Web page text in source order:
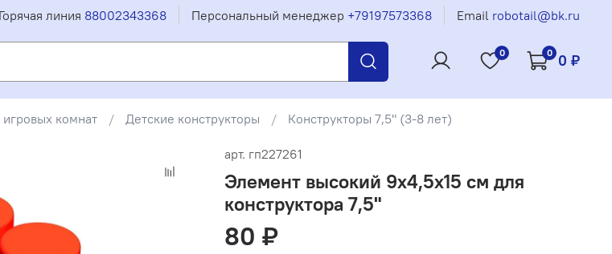
Горячая линия 88002343368 Персональный менеджер +79197573368 Email robotail@bk.ru
0 0 0 ₽
комнат Детские конструкторы Конструкторы 7,5" (3-8 лет)
арт. гп227261
Элемент высокий 9x4,5x15 см для
конструктора 7,5"
80 ₽